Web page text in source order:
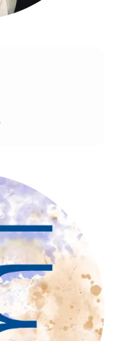
des Teams
Erfahrung in
Nach ihrem
als Diplom-
Deutsch) an
im Jahr 1986
Laufbahn
diese ab